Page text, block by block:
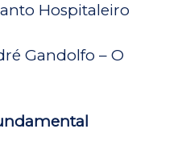
Hospitaleiro
Gandolfo – O